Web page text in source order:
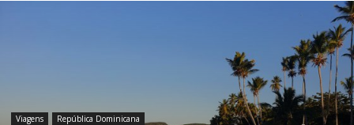
Viagens República Dominicana